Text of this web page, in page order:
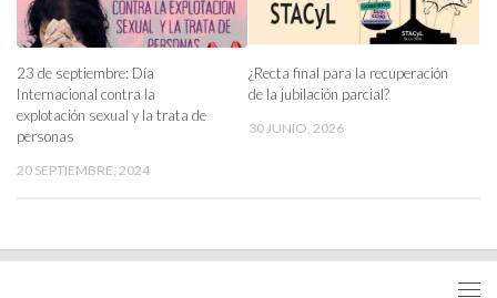
23 de septiembre: Día
Internacional contra la
explotación sexual y la trata de
personas
20 SEPTIEMBRE, 2024
¿Recta final para la recuperación
de la jubilación parcial?
30 JUNIO, 2026